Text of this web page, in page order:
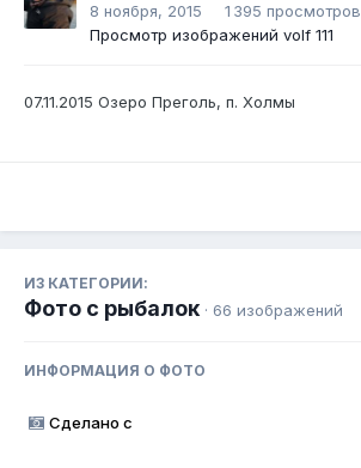
8 ноября, 2015
1 395 просмотров
Просмотр изображений volf 111
07.11.2015 Озеро Преголь, п. Холмы
ИЗ КАТЕГОРИИ:
Фото с рыбалок · 66 изображений
ИНФОРМАЦИЯ О ФОТО
Сделано с